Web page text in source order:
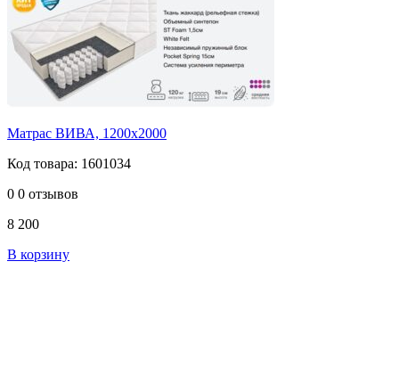
Матрас ВИВА, 1200х2000
Код товара: 1601034
0 0 отзывов
8 200
В корзину